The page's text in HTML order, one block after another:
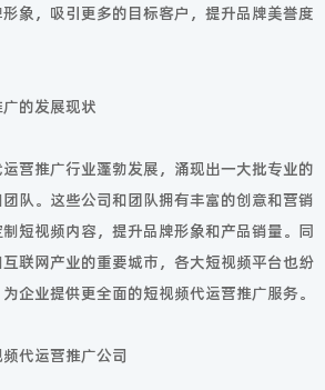
象，吸引更多的目标客户，提升品牌美誉度
的发展现状
营推广行业蓬勃发展，涌现出一大批专业的
队。这些公司和团队拥有丰富的创意和营销
短视频内容，提升品牌形象和产品销量。同
联网产业的重要城市，各大短视频平台也纷
企业提供更全面的短视频代运营推广服务。
代运营推广公司